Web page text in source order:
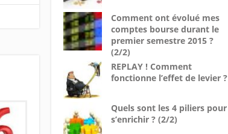
Comment ont évolué mes
comptes bourse durant le
premier semestre 2015 ?
(2/2)
REPLAY ! Comment
fonctionne l’effet de levier ?
Quels sont les 4 piliers pour
s’enrichir ? (2/2)